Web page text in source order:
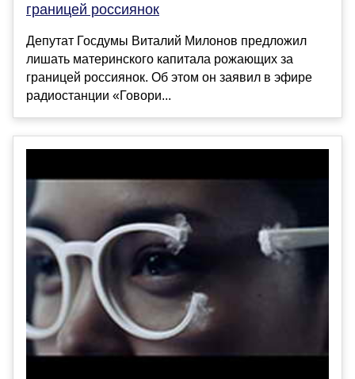
границей россиянок
Депутат Госдумы Виталий Милонов предложил
лишать материнского капитала рожающих за
границей россиянок. Об этом он заявил в эфире
радиостанции «Говори...